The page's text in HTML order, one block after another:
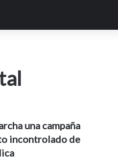
una campaña
incontrolado de